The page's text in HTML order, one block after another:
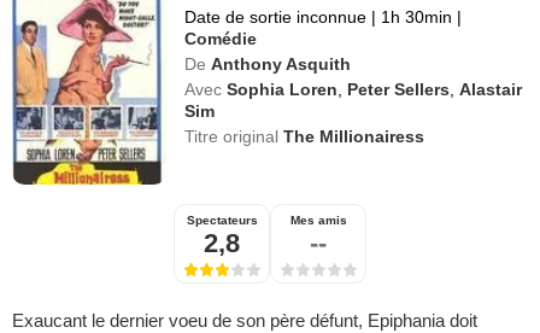
Date de sortie inconnue | 1h 30min |
Comédie
De Anthony Asquith
Avec Sophia Loren Peter Sellers ,Alastair
Sim
Titre originalThe Millionairess
Spectateurs
2,8
Mes amis
--
Exaucant le dernier voeu de son père défunt, Epiphania doit